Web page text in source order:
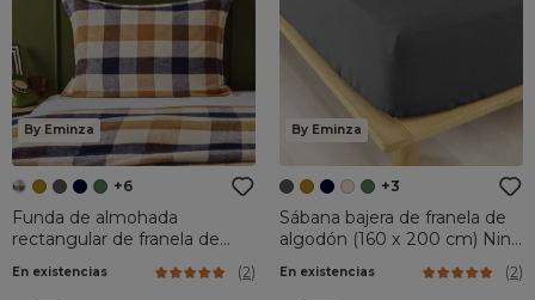
By Eminza
+6
Funda de almohada
rectangular de franela de
cuadros Multicolor
En existencias (2)
By Eminza
+3
Sábana bajera de franela de
algodón (160 x 200 cm) Nina
En existencias (2)